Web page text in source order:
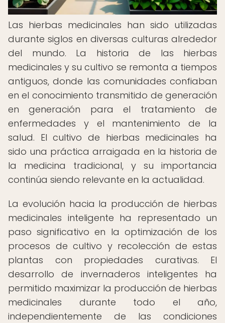
Las hierbas medicinales han sido utilizadas
durante siglos en diversas culturas alrededor
del mundo. La historia de las hierbas
medicinales y su cultivo se remonta a tiempos
antiguos, donde las comunidades confiaban
en el conocimiento transmitido de generación
en generación para el tratamiento de
enfermedades y el mantenimiento de la
salud. El cultivo de hierbas medicinales ha
sido una práctica arraigada en la historia de
la medicina tradicional, y su importancia
continúa siendo relevante en la actualidad.
La evolución hacia la producción de hierbas
medicinales inteligente ha representado un
paso significativo en la optimización de los
procesos de cultivo y recolección de estas
plantas con propiedades curativas. El
desarrollo de invernaderos inteligentes ha
permitido maximizar la producción de hierbas
medicinales durante todo el año,
independientemente de las condiciones